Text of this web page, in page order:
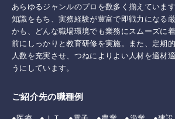
あらゆるジャンルのプロを数多く揃えていま
知識をもち、実務経験が豊富で即戦力になる
かも、どんな職場環境でも業務にスムーズに
前にしっかりと教育研修を実施。また、定期
人数を充実させ、つねによりよい人材を適材
うにしています。
ご紹介先の職種例